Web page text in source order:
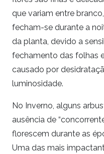
que variam entre
fecham-se durante a
da planta, devido a
fechamento das folhas
causado por
luminosidade.
No Inverno, alguns
ausência de
florescem durante as
Uma das mais